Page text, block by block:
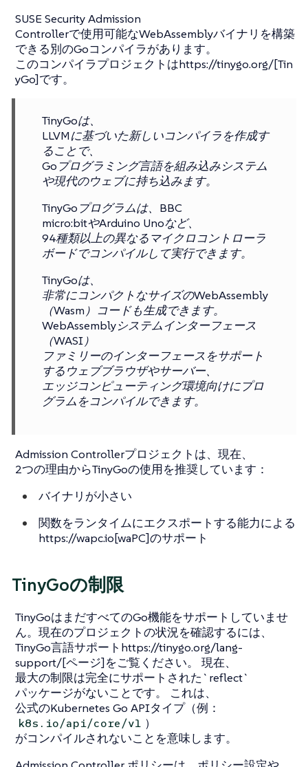
SUSE Security Admission
Controllerで使用可能なWebAssemblyバイナリを構築
できる別のGoコンパイラがあります。
このコンパイラプロジェクトはhttps://tinygo.org/[Tin
yGo]です。
TinyGoは、
LLVMに基づいた新しいコンパイラを作成す
ることで、
Goプログラミング言語を組み込みシステム
や現代のウェブに持ち込みます。
TinyGoプログラムは、BBC
micro:bitやArduino Unoなど、
94種類以上の異なるマイクロコントローラ
ボードでコンパイルして実行できます。
TinyGoは、
非常にコンパクトなサイズのWebAssembly
（Wasm）コードも生成できます。
WebAssemblyシステムインターフェース
（WASI）
ファミリーのインターフェースをサポート
するウェブブラウザやサーバー、
エッジコンピューティング環境向けにプロ
グラムをコンパイルできます。
Admission Controllerプロジェクトは、現在、
2つの理由からTinyGoの使用を推奨しています：
バイナリが小さい
関数をランタイムにエクスポートする能力による
https://wapc.io[waPC]のサポート
TinyGoの制限
TinyGoはまだすべてのGo機能をサポートしていませ
ん。現在のプロジェクトの状況を確認するには、
TinyGo言語サポートhttps://tinygo.org/lang-
support/[ページ]をご覧ください。 現在、
最大の制限は完全にサポートされた`reflect`
パッケージがないことです。 これは、
公式のKubernetes Go APIタイプ（例：
k8s.io/api/core/v1 ）
がコンパイルされないことを意味します。